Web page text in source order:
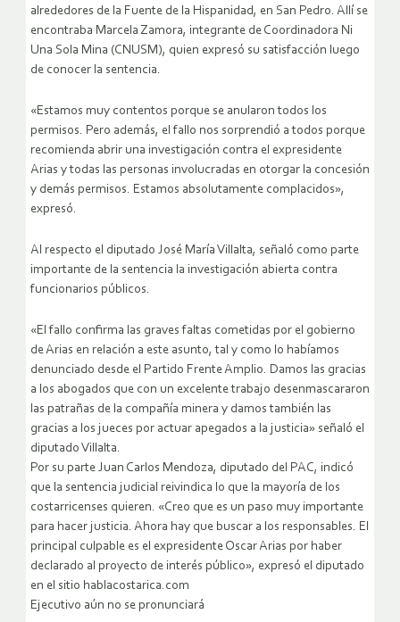
alrededores de la Fuente de la Hispanidad, en San Pedro. Allí se
encontraba Marcela Zamora, integrante de Coordinadora Ni
Una Sola Mina (CNUSM), quien expresó su satisfacción luego
de conocer la sentencia.
«Estamos muy contentos porque se anularon todos los
permisos. Pero además, el fallo nos sorprendió a todos porque
recomienda abrir una investigación contra el expresidente
Arias y todas las personas involucradas en otorgar la concesión
y demás permisos. Estamos absolutamente complacidos»,
expresó.
Al respecto el diputado José María Villalta, señaló como parte
importante de la sentencia la investigación abierta contra
funcionarios públicos.
«El fallo confirma las graves faltas cometidas por el gobierno
de Arias en relación a este asunto, tal y como lo habíamos
denunciado desde el Partido Frente Amplio. Damos las gracias
a los abogados que con un excelente trabajo desenmascararon
las patrañas de la compañía minera y damos también las
gracias a los jueces por actuar apegados a la justicia» señaló el
diputado Villalta.
Por su parte Juan Carlos Mendoza, diputado del PAC, indicó
que la sentencia judicial reivindica lo que la mayoría de los
costarricenses quieren. «Creo que es un paso muy importante
para hacer justicia. Ahora hay que buscar a los responsables. El
principal culpable es el expresidente Oscar Arias por haber
declarado al proyecto de interés público», expresó el diputado
en el sitio hablacostarica.com
Ejecutivo aún no se pronunciará